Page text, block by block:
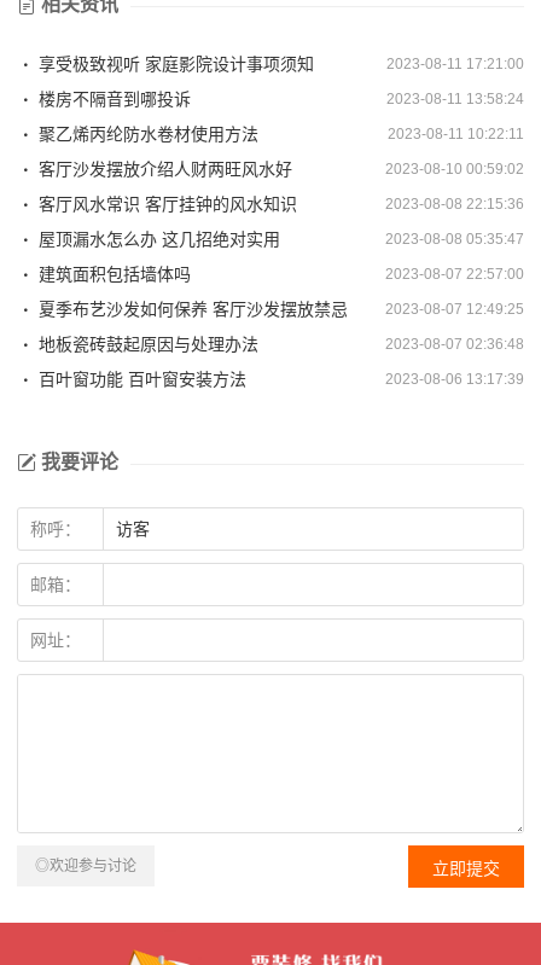
相关资讯
2023-08-11 17:21:00
享受极致视听 家庭影院设计事项须知
2023-08-11 13:58:24
楼房不隔音到哪投诉
2023-08-11 10:22:11
聚乙烯丙纶防水卷材使用方法
2023-08-10 00:59:02
客厅沙发摆放介绍人财两旺风水好
2023-08-08 22:15:36
客厅风水常识 客厅挂钟的风水知识
2023-08-08 05:35:47
屋顶漏水怎么办 这几招绝对实用
2023-08-07 22:57:00
建筑面积包括墙体吗
2023-08-07 12:49:25
夏季布艺沙发如何保养 客厅沙发摆放禁忌
2023-08-07 02:36:48
地板瓷砖鼓起原因与处理办法
2023-08-06 13:17:39
百叶窗功能 百叶窗安装方法
我要评论
称呼：
邮箱：
网址：
◎欢迎参与讨论